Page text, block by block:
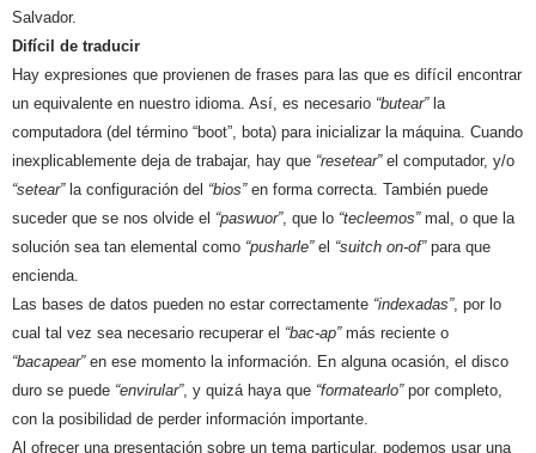
Salvador.
Difícil de traducir
Hay expresiones que provienen de frases para las que es difícil encontrar
un equivalente en nuestro idioma. Así, es necesario “butear”la
computadora (del término “boot”, bota) para inicializar la máquina. Cuando
inexplicablemente deja de trabajar, hay que “resetear”el computador, y/o
“setear”la configuración del “bios”en forma correcta. También puede
suceder que se nos olvide el “paswuor”, que lo “tecleemos”mal, o que la
solución sea tan elemental como “pusharle”el “suitch on-of”para que
encienda.
Las bases de datos pueden no estar correctamente “indexadas”, por lo
cual tal vez sea necesario recuperar el “bac-ap”más reciente o
“bacapear”en ese momento la información. En alguna ocasión, el disco
duro se puede “envirular”, y quizá haya que “formatearlo”por completo,
con la posibilidad de perder información importante.
Al ofrecer una presentación sobre un tema particular, podemos usar una